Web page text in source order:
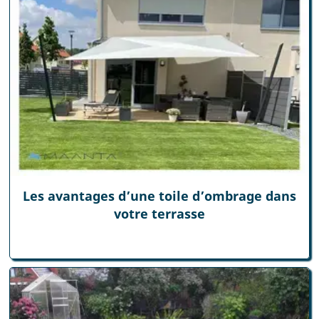
Les avantages d’une toile d’ombrage dans
votre terrasse